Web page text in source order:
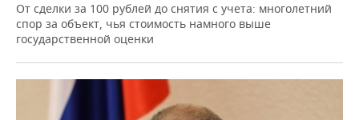
От сделки за 100 рублей до снятия с учета: многолетний
спор за объект, чья стоимость намного выше
государственной оценки